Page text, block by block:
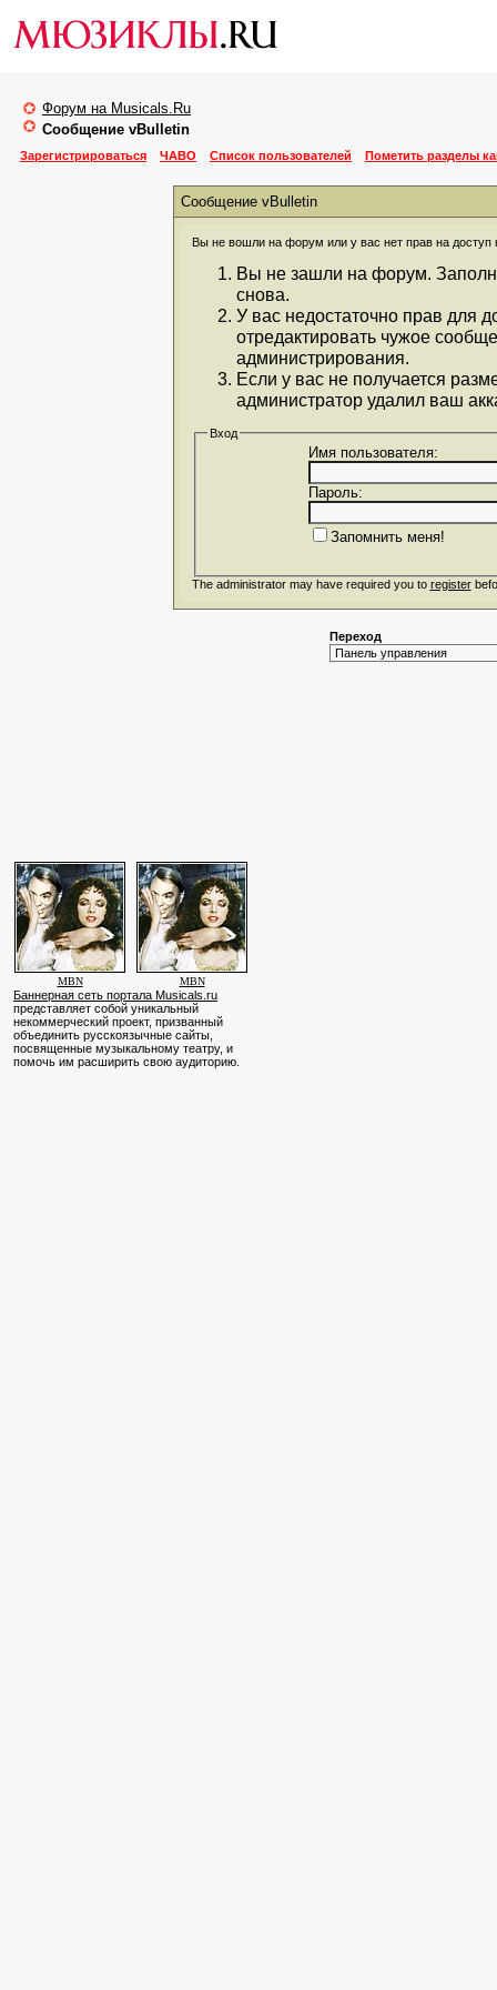
Форум на Musicals.Ru
Сообщение vBulletin
Зарегистрироваться ЧАВО Список пользователей Пометить разделы
Сообщение vBulletin
Вы не вошли на форум или у вас нет прав на доступ
Вы не зашли на форум.
снова.
У вас недостаточно прав для
отредактировать чужое
администрирования.
Если у вас не получается
администратор удалил ваш
Вход
Имя пользователя:
Пароль:
Запомнить меня!
The administrator may have required you to register
Переход
MBN MBN
Баннерная сеть портала Musicals.ru
представляет собой уникальный
некоммерческий проект, призванный
объединить русскоязычные сайты,
посвященные музыкальному театру, и
помочь им расширить свою аудиторию.